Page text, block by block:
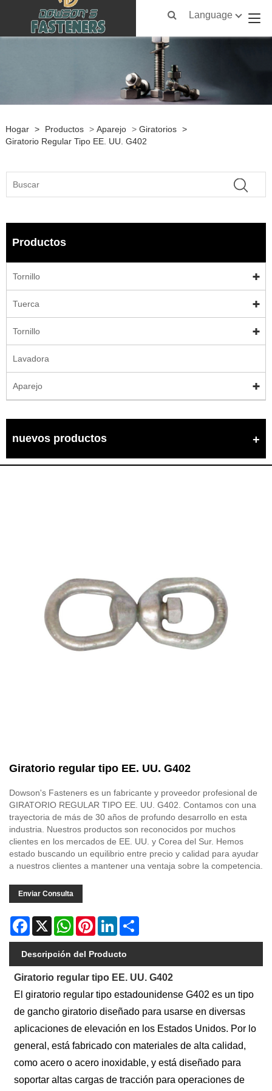
Language
Hogar > Productos > Aparejo > Giratorios >
Giratorio Regular Tipo EE. UU. G402
Productos
Tornillo
Tuerca
Tornillo
Lavadora
Aparejo
nuevos productos
Giratorio regular tipo EE. UU. G402
Dowson's Fasteners es un fabricante y proveedor profesional de
GIRATORIO REGULAR TIPO EE. UU. G402. Contamos con una
trayectoria de más de 30 años de profundo desarrollo en esta
industria. Nuestros productos son reconocidos por muchos
clientes en los mercados de EE. UU. y Corea del Sur. Hemos
estado buscando un equilibrio entre precio y calidad para ayudar
a nuestros clientes a mantener una ventaja sobre la competencia.
Enviar Consulta
Facebook
X WhatsAppPinterestLinkedIn
Descripción del Producto
Giratorio regular tipo EE. UU. G402
El giratorio regular tipo estadounidense G402 es un tipo
de gancho giratorio diseñado para usarse en diversas
aplicaciones de elevación en los Estados Unidos. Por lo
general, está fabricado con materiales de alta calidad,
como acero o acero inoxidable, y está diseñado para
soportar altas cargas de tracción para operaciones de